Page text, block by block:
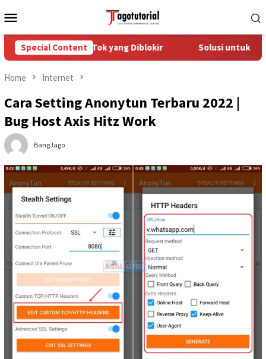
to
Menu
Special Content
Akun TikTok yang Diblokir Solusi untuk Akun
Home Internet
Cara Setting Anonytun Terbaru 2022 |
Bug Host Axis Hitz Work
BangJago